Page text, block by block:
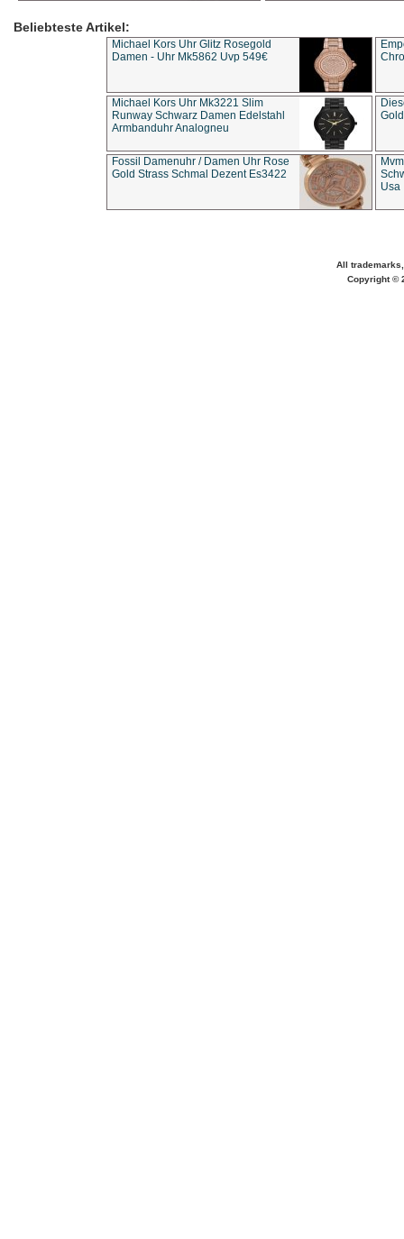
Beliebteste Artikel:
Michael Kors Uhr Glitz Rosegold
Damen - Uhr Mk5862 Uvp 549€
Michael Kors Uhr Mk3221 Slim
Runway Schwarz Damen Edelstahl
Armbanduhr Analogneu
Fossil Damenuhr / Damen Uhr Rose
Gold Strass Schmal Dezent Es3422
Usa
All
Copyright ©